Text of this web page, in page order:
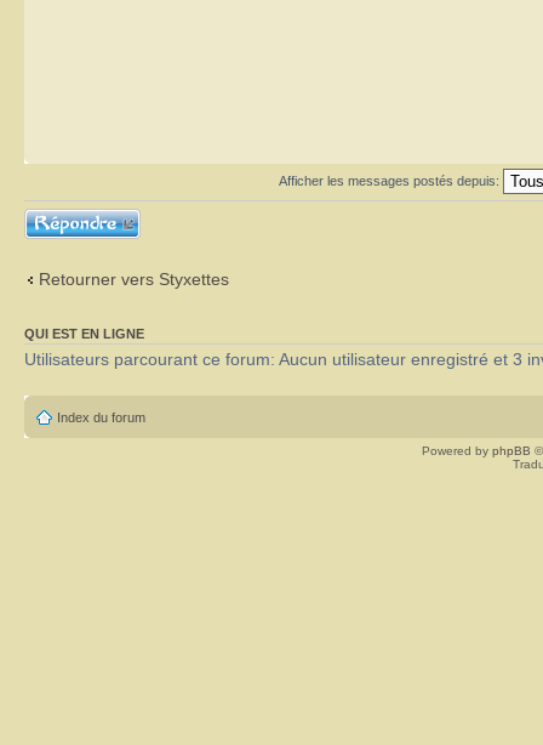
Afficher les messages postés depuis:
Répondre
Retourner vers Styxettes
QUI EST EN LIGNE
Utilisateurs parcourant ce forum: Aucun utilisateur enregistré et 3
Index du forum
Powered by phpBB